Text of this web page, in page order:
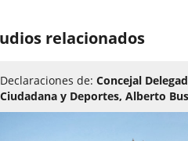
relacionados
Declaraciones de: Concejal
Ciudadana y Deportes, Alberto